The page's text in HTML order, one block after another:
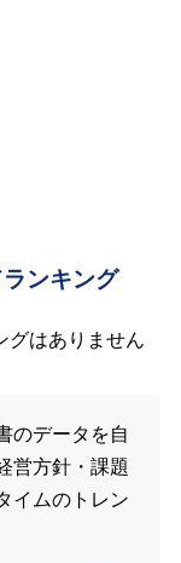
ンキング
グはありません
のデータを自
営方針・課題
イムのトレン